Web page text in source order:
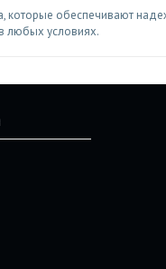
которые обеспечивают
любых условиях.